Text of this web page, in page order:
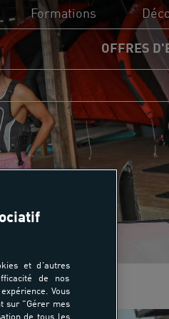
Formations
UCPA Formation
Diplômes du sport
Financements
OFFRES
et d'autres
de nos
Vous
sur "Gérer mes